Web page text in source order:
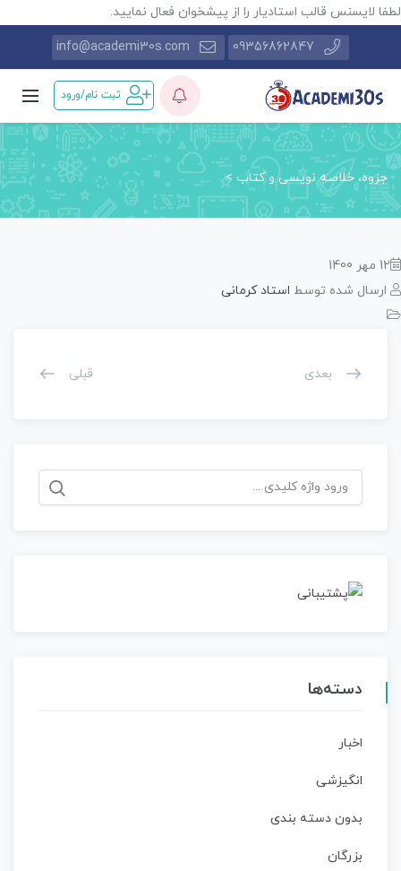
لطفا لایسنس قالب استادیار را از پیشخوان فعال نمایید.
09356862847
info@academi30s.com
ثبت نام/ورود
جزوه، خلاصه نویسی و کتاب>
12 مهر 1400
ارسال شده توسط استاد کرمانی
بعدی قبلی
جستجو
برای:
دسته‌ها
اخبار
انگیزشی
بدون دسته بندی
بزرگان